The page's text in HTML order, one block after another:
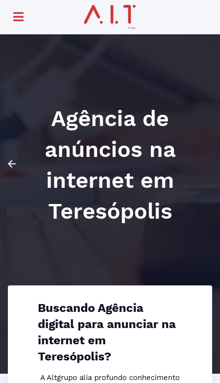
Agência de
anúncios na
internet em
Teresópolis
Buscando Agência
digital para anunciar na
internet em
Teresópolis?
A Altgrupo alia profundo conhecimento